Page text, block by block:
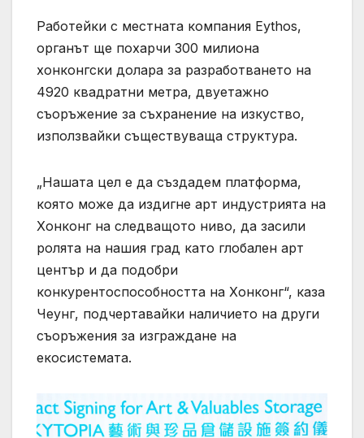
Работейки с местната компания Eythos,
органът ще похарчи 300 милиона
хонконгски долара за разработването на
4920 квадратни метра, двуетажно
съоръжение за съхранение на изкуство,
използвайки съществуваща структура.
„Нашата цел е да създадем платформа,
която може да издигне арт индустрията на
Хонконг на следващото ниво, да засили
ролята на нашия град като глобален арт
център и да подобри
конкурентоспособността на Хонконг“, каза
Чеунг, подчертавайки наличието на други
съоръжения за изграждане на
екосистемата.